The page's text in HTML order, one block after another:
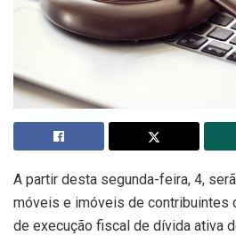
A partir desta segunda-feira, 4,
móveis e imóveis de contribuintes
de execução fiscal de dívida ativa